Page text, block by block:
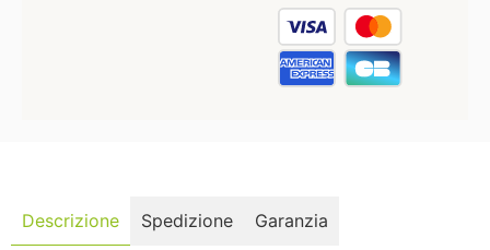
Descrizione Spedizione Garanzia